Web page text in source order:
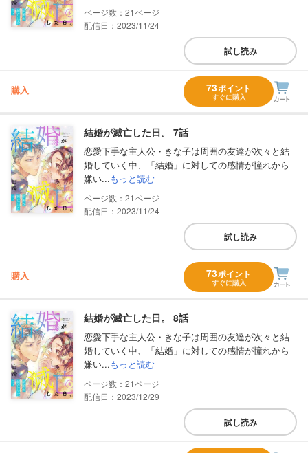
21
配信日：2023/11/24
試し読み
購入 73ポイント
すぐに購入
結婚が滅亡した日。 7話
恋愛下手な主人公・きな子は周囲の友達が次々と結
婚していく中、「結婚」に対しての感情が憧れから
嫌い...もっと読む
21
配信日：2023/11/24
試し読み
購入 73ポイント
すぐに購入
結婚が滅亡した日。 8話
恋愛下手な主人公・きな子は周囲の友達が次々と結
婚していく中、「結婚」に対しての感情が憧れから
嫌い...もっと読む
21
配信日：2023/12/29
試し読み